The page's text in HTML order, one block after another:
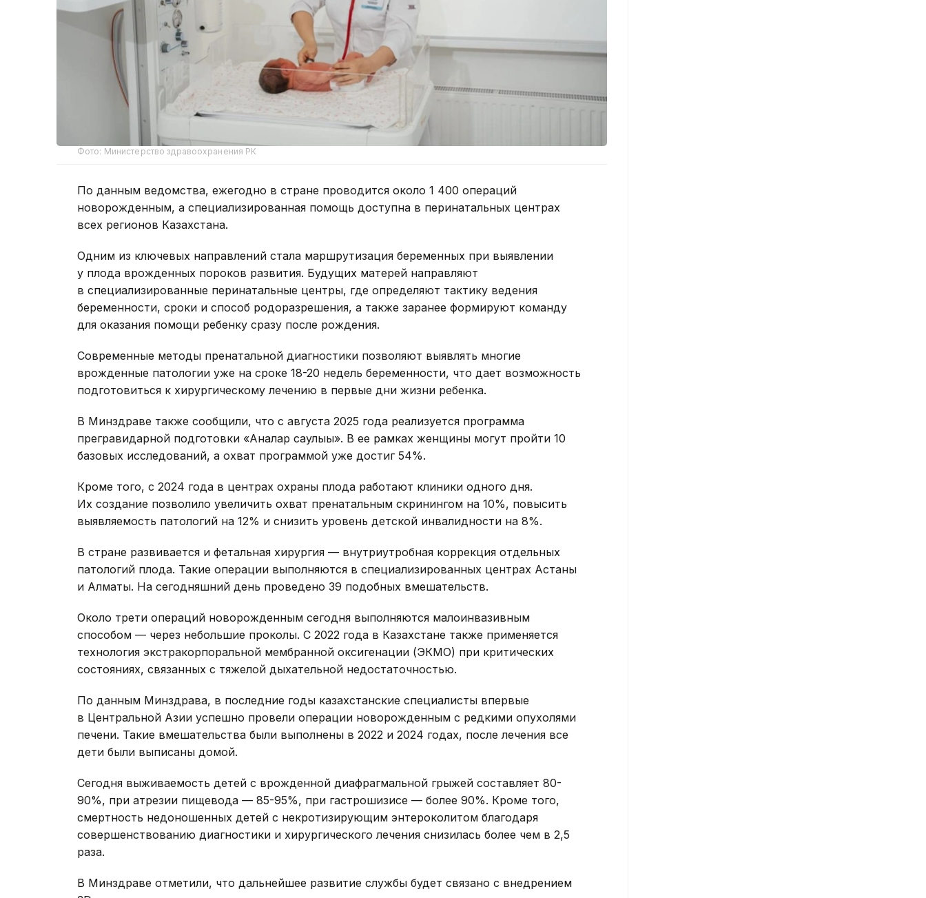
Фото: Министерство здравоохранения РК
По данным ведомства, ежегодно в стране проводится около 1 400 операций
новорожденным, а специализированная помощь доступна в перинатальных центрах
всех регионов Казахстана.
Одним из ключевых направлений стала маршрутизация беременных при выявлении
у плода врожденных пороков развития. Будущих матерей направляют
в специализированные перинатальные центры, где определяют тактику ведения
беременности, сроки и способ родоразрешения, а также заранее формируют команду
для оказания помощи ребенку сразу после рождения.
Современные методы пренатальной диагностики позволяют выявлять многие
врожденные патологии уже на сроке 18-20 недель беременности, что дает возможность
подготовиться к хирургическому лечению в первые дни жизни ребенка.
В Минздраве также сообщили, что с августа 2025 года реализуется программа
прегравидарной подготовки «Аналар саулығы». В ее рамках женщины могут пройти 10
базовых исследований, а охват программой уже достиг 54%.
Кроме того, с 2024 года в центрах охраны плода работают клиники одного дня.
Их создание позволило увеличить охват пренатальным скринингом на 10%, повысить
выявляемость патологий на 12% и снизить уровень детской инвалидности на 8%.
В стране развивается и фетальная хирургия — внутриутробная коррекция отдельных
патологий плода. Такие операции выполняются в специализированных центрах Астаны
и Алматы. На сегодняшний день проведено 39 подобных вмешательств.
Около трети операций новорожденным сегодня выполняются малоинвазивным
способом — через небольшие проколы. С 2022 года в Казахстане также применяется
технология экстракорпоральной мембранной оксигенации (ЭКМО) при критических
состояниях, связанных с тяжелой дыхательной недостаточностью.
По данным Минздрава, в последние годы казахстанские специалисты впервые
в Центральной Азии успешно провели операции новорожденным с редкими опухолями
печени. Такие вмешательства были выполнены в 2022 и 2024 годах, после лечения все
дети были выписаны домой.
Сегодня выживаемость детей с врожденной диафрагмальной грыжей составляет 80-
90%, при атрезии пищевода — 85-95%, при гастрошизисе — более 90%. Кроме того,
смертность недоношенных детей с некротизирующим энтероколитом благодаря
совершенствованию диагностики и хирургического лечения снизилась более чем в 2,5
раза.
В Минздраве отметили, что дальнейшее развитие службы будет связано с внедрением